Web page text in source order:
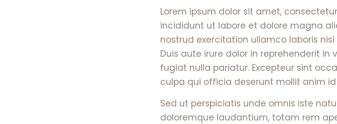
Lorem ipsum dolor sit amet,
incididunt ut labore et dolore magna
nostrud exercitation ullamco laboris
Duis aute irure dolor in reprehenderit
fugiat nulla pariatur. Excepteur sint
culpa qui officia deserunt mollit anim
Sed ut perspiciatis unde omnis iste
doloremque laudantium, totam rem